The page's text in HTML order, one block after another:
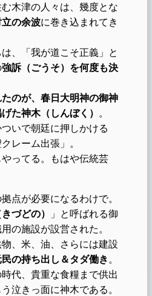
木津の人々は、幾度とな
の余波に巻き込まれてき
、「我が道こそ正義」と
強訴（ごうそ）を何度も決
のが、春日大明神の御神
た神木（しんぼく） 。
いで朝廷に押しかける
レーム出張」。
ってる。もはや伝統芸
点が必要になるわけで。
づどの）
」と呼ばれる御
の施設が設営された。
、米、油、さらには建設
の持ち出し＆タダ働き 。
代、貴重な食糧まで供出
泣きっ面に神木である。